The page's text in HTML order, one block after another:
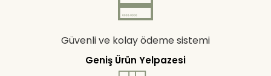
Güvenli ve kolay ödeme sistemi
Geniş Ürün Yelpazesi